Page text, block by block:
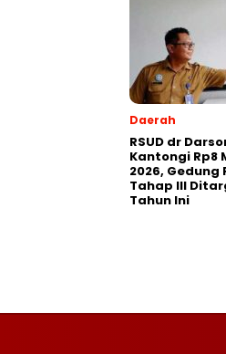
Daerah
RSUD dr
Kantongi Rp8
2026,
Tahap III
Tahun Ini